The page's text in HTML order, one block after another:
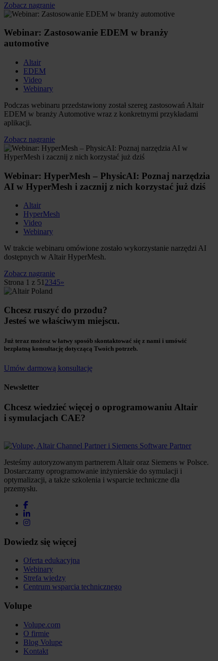
Zobacz nagranie
Webinar: Zastosowanie EDEM w branży
automotive
Altair
EDEM
Video
Webinary
Podczas webinaru przedstawiony został szereg zastosowań Altair
EDEM w branży Automotive wraz z konkretnymi przykładami
aplikacji.
Zobacz nagranie
Webinar: HyperMesh – PhysicAI: Poznaj narzędzia
AI w HyperMesh i zacznij z nich korzystać już dziś
Altair
HyperMesh
Video
Webinary
W trakcie webinaru omówione zostało wykorzystanie narzędzi AI
dostępnych w Altair HyperMesh.
Zobacz nagranie
Strona 1 z 512345»
Chcesz ruszyć do przodu?
Jesteś we właściwym miejscu.
Już teraz możesz w łatwy sposób skontaktować się z nami i umówić
bezpłatną konsultację dotyczącą Twoich potrzeb.
Umów darmową konsultację
Newsletter
Chcesz wiedzieć więcej o oprogramowaniu Altair
i symulacjach CAE?
Jesteśmy autoryzowanym partnerem Altair oraz Siemens w Polsce.
Dostarczamy oprogramowanie inżynierskie do symulacji i
optymalizacji, a także szkolenia i wsparcie techniczne dla
przemysłu.
Dowiedz się więcej
Oferta edukacyjna
Webinary
Strefa wiedzy
Centrum wsparcia technicznego
Volupe
Volupe.com
O firmie
Blog Volupe
Kontakt